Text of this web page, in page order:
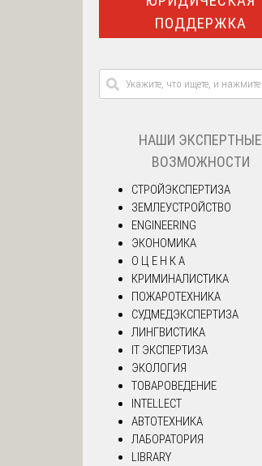
ПОДДЕРЖКА
НАШИ ЭКСПЕРТНЫЕ
ВОЗМОЖНОСТИ
СТРОЙЭКСПЕРТИЗА
ЗЕМЛЕУСТРОЙСТВО
ENGINEERING
ЭКОНОМИКА
О Ц Е Н К А
КРИМИНАЛИСТИКА
ПОЖАРОТЕХНИКА
СУДМЕДЭКСПЕРТИЗА
ЛИНГВИСТИКА
IT ЭКСПЕРТИЗА
ЭКОЛОГИЯ
ТОВАРОВЕДЕНИЕ
INTELLECT
АВТОТЕХНИКА
ЛАБОРАТОРИЯ
LIBRARY